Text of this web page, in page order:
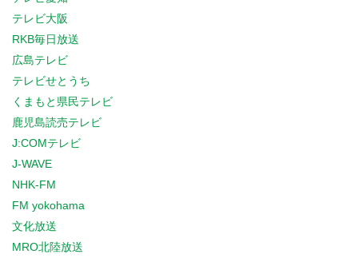
テレビ大阪
RKB毎日放送
広島テレビ
テレビせとうち
くまもと県民テレビ
鹿児島読売テレビ
J:COMテレビ
J-WAVE
NHK-FM
FM yokohama
文化放送
MRO北陸放送